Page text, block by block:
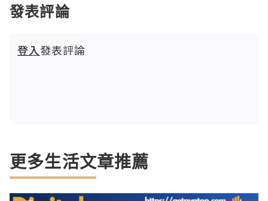
發表評論
登入發表評論
更多生活文章推薦